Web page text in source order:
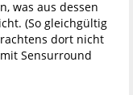
was aus dessen
(So gleichgültig
dort nicht
Sensurround